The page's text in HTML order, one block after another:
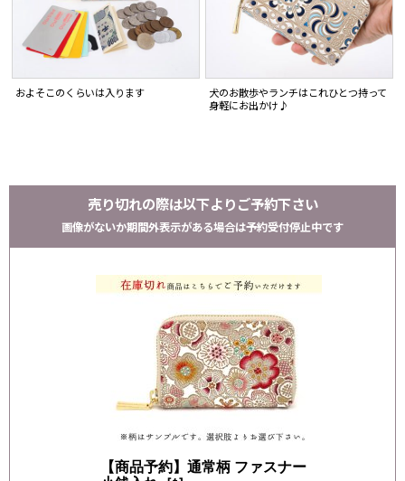
およそこのくらいは入ります
犬のお散歩やランチはこれひとつ持って
身軽にお出かけ♪
売り切れの際は以下よりご予約下さい
画像がないか期間外表示がある場合は予約受付停止中です